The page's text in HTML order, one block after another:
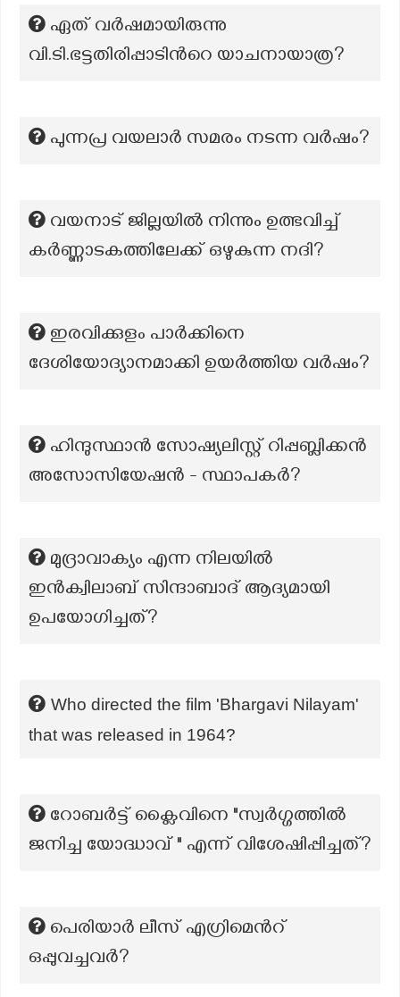
ഏത് വർഷമായിരുന്നു
വി.ടി.ഭട്ടതിരിപ്പാടിന്‍റെ യാചനായാത്ര?
പുന്നപ്ര വയലാർ സമരം നടന്ന വർഷം?
വയനാട് ജില്ലയില്‍ നിന്നും ഉത്ഭവിച്ച്
കര്‍ണ്ണാടകത്തിലേക്ക് ഒഴുകുന്ന നദി?
ഇരവിക്കുളം പാര്‍ക്കിനെ
ദേശിയോദ്യാനമാക്കി ഉയര്‍ത്തിയ വര്‍ഷം?
ഹിന്ദുസ്ഥാൻ സോഷ്യലിസ്റ്റ് റിപ്പബ്ലിക്കൻ
അസോസിയേഷൻ - സ്ഥാപകര്‍?
മുദ്രാവാക്യം എന്ന നിലയിൽ
ഇൻക്വിലാബ് സിന്ദാബാദ് ആദ്യമായി
ഉപയോഗിച്ചത്?
Who directed the film 'Bhargavi Nilayam'
that was released in 1964?
റോബർട്ട് ക്ലൈവിനെ "സ്വർഗ്ഗത്തിൽ
ജനിച്ച യോദ്ധാവ് " എന്ന് വിശേഷിപ്പിച്ചത്?
പെരിയാർ ലീസ് എഗ്രിമെന്‍റ്
ഒപ്പുവച്ചവർ?